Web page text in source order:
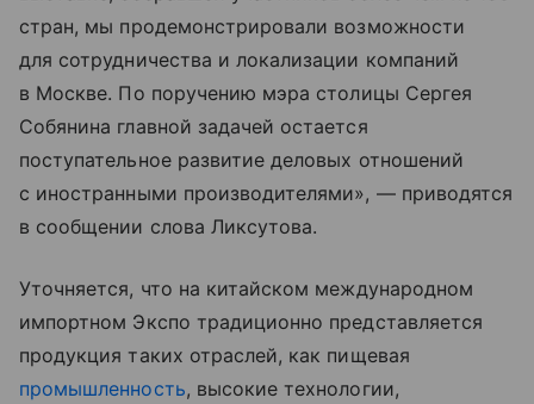
стран, мы продемонстрировали возможности
для сотрудничества и локализации компаний
в Москве. По поручению мэра столицы Сергея
Собянина главной задачей остается
поступательное развитие деловых отношений
с иностранными производителями», — приводятся
в сообщении слова Ликсутова.
Уточняется, что на китайском международном
импортном Экспо традиционно представляется
продукция таких отраслей, как пищевая
промышленность, высокие технологии,